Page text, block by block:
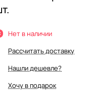
Нет в наличии
Рассчитать доставку
Нашли дешевле?
Хочу в подарок